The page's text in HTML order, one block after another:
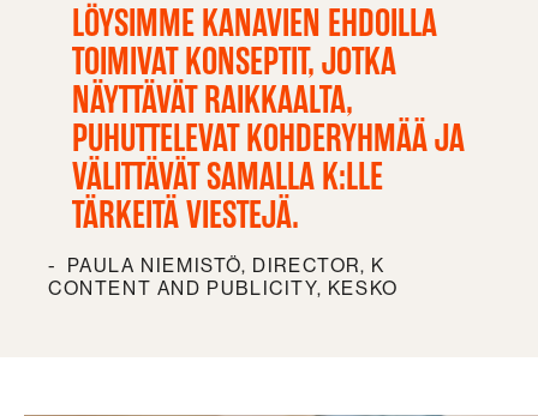
LÖYSIMME KANAVIEN EHDOILLA
TOIMIVAT KONSEPTIT, JOTKA
NÄYTTÄVÄT RAIKKAALTA,
PUHUTTELEVAT KOHDERYHMÄÄ JA
VÄLITTÄVÄT SAMALLA K:LLE
TÄRKEITÄ VIESTEJÄ.
PAULA NIEMISTÖ, DIRECTOR, K
CONTENT AND PUBLICITY, KESKO